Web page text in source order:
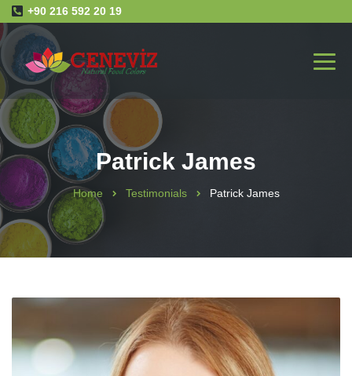
+90 216 592 20 19
Patrick James
Home Testimonials Patrick James